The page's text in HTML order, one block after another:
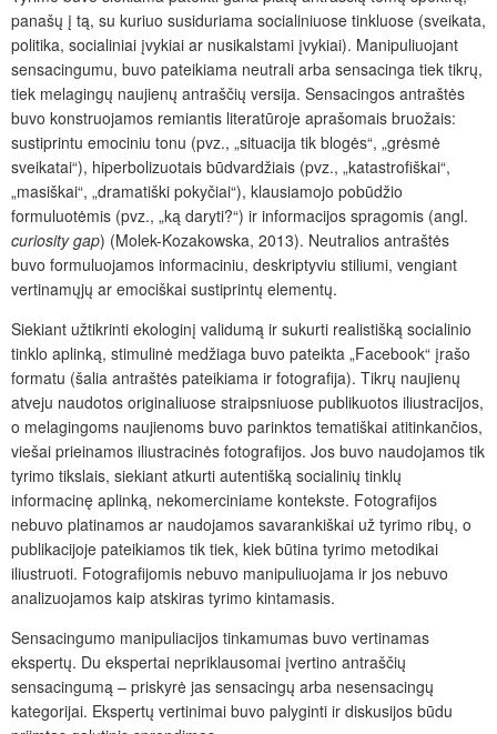
panašų į tą, su kuriuo susiduriama socialiniuose tinkluose (sveikata,
politika, socialiniai įvykiai ar nusikalstami įvykiai). Manipuliuojant
sensacingumu, buvo pateikiama neutrali arba sensacinga tiek tikrų,
tiek melagingų naujienų antraščių versija. Sensacingos antraštės
buvo konstruojamos remiantis literatūroje aprašomais bruožais:
sustiprintu emociniu tonu (pvz., „situacija tik blogės“, „grėsmė
sveikatai“), hiperbolizuotais būdvardžiais (pvz., „katastrofiškai“,
„masiškai“, „dramatiški pokyčiai“), klausiamojo pobūdžio
formuluotėmis (pvz., „ką daryti?“) ir informacijos spragomis (angl.
curiosity gap) (Molek-Kozakowska, 2013). Neutralios antraštės
buvo formuluojamos informaciniu, deskriptyviu stiliumi, vengiant
vertinamųjų ar emociškai sustiprintų elementų.
Siekiant užtikrinti ekologinį validumą ir sukurti realistišką socialinio
tinklo aplinką, stimulinė medžiaga buvo pateikta „Facebook“ įrašo
formatu (šalia antraštės pateikiama ir fotografija). Tikrų naujienų
atveju naudotos originaliuose straipsniuose publikuotos iliustracijos,
o melagingoms naujienoms buvo parinktos tematiškai atitinkančios,
viešai prieinamos iliustracinės fotografijos. Jos buvo naudojamos tik
tyrimo tikslais, siekiant atkurti autentišką socialinių tinklų
informacinę aplinką, nekomerciniame kontekste. Fotografijos
nebuvo platinamos ar naudojamos savarankiškai už tyrimo ribų, o
publikacijoje pateikiamos tik tiek, kiek būtina tyrimo metodikai
iliustruoti. Fotografijomis nebuvo manipuliuojama ir jos nebuvo
analizuojamos kaip atskiras tyrimo kintamasis.
Sensacingumo manipuliacijos tinkamumas buvo vertinamas
ekspertų. Du ekspertai nepriklausomai įvertino antraščių
sensacingumą – priskyrė jas sensacingų arba nesensacingų
kategorijai. Ekspertų vertinimai buvo palyginti ir diskusijos būdu